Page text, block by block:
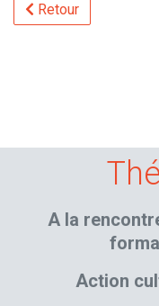
Retour
A la
Action